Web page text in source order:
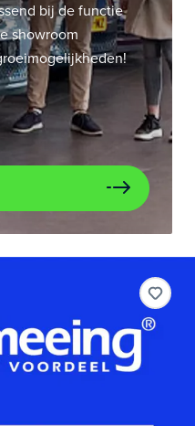
bij de functie
showroom